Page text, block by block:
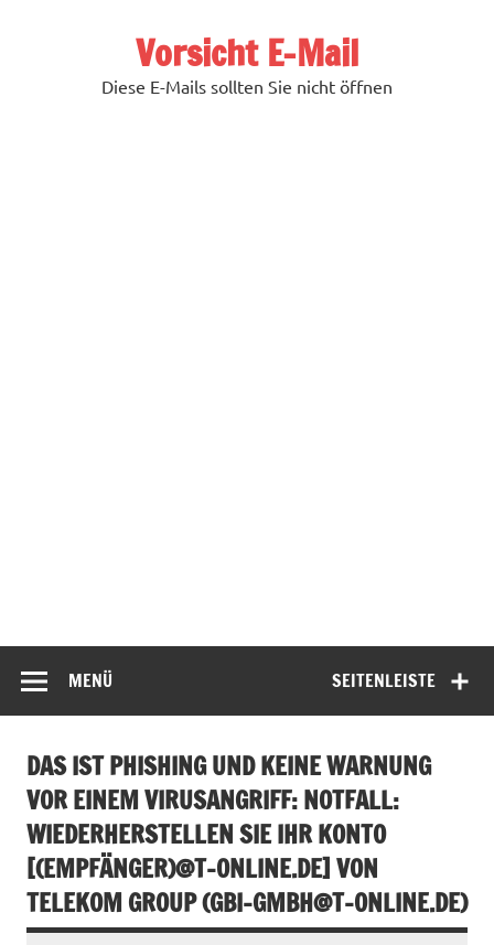
Vorsicht E-Mail
Diese E-Mails sollten Sie nicht öffnen
SEITENLEISTE
MENÜ
DAS IST PHISHING UND KEINE WARNUNG
VOR EINEM VIRUSANGRIFF: NOTFALL:
WIEDERHERSTELLEN SIE IHR KONTO
[(EMPFÄNGER)@T-ONLINE.DE] VON
TELEKOM GROUP (GBI-GMBH@T-ONLINE.DE)